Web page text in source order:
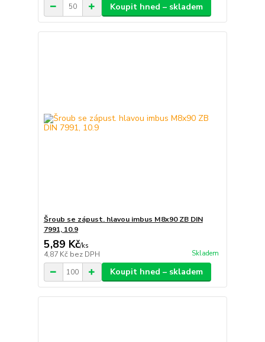
Koupit hned – skladem
Šroub se zápust. hlavou imbus M8x90 ZB DIN
7991, 10.9
5,89 Kč/ks
4,87 Kč bez DPH Skladem
Koupit hned – skladem